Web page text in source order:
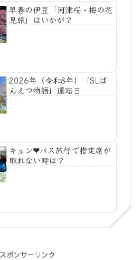
早春の伊豆「河津桜・梅の花
見旅」はいかが？
2026年（令和8年）「SLば
んえつ物語」運転日
キュン❤︎パス旅行で指定席が
取れない時は？
スポンサーリンク